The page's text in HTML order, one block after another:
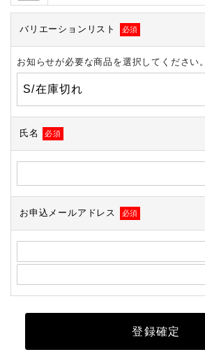
バリエーションリスト 必須
お知らせが必要な商品を選択してください。
氏名 必須
お申込メールアドレス 必須